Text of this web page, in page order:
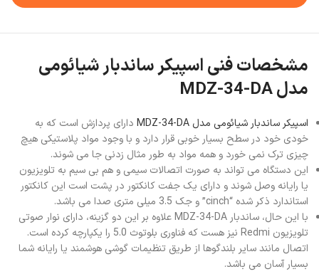
مشخصات فنی اسپیکر ساندبار شیائومی
مدل MDZ-34-DA
اسپیکر ساندبار شیائومی مدل MDZ-34-DA
دارای پردازش است که به
خودی خود در سطح بسیار خوبی قرار دارد و با وجود مواد پلاستیکی هیچ
چیزی ترک نمی خورد و همه مواد به طور مثال زدنی جا می شوند.
این دستگاه می تواند به صورت اتصالات سیمی و هم بی سیم به تلویزیون
یا رایانه وصل شوند و دارای یک جفت کانکتور در پشت است این کانکتور
استاندارد ذکر شده “cinch” و جک 3.5 میلی متری صدا می باشد.
با این حال، ساندبار MDZ-34-DA علاوه بر این دو گزینه، دارای نوار صوتی
تلویزیون Redmi نیز هست که فناوری بلوتوث 5.0 را یکپارچه کرده است.
اتصال مانند سایر بلندگوها از طریق تنظیمات گوشی هوشمند یا رایانه شما
بسیار آسان می باشد.